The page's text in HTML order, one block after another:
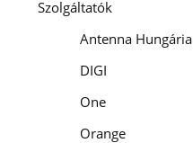
Szolgáltatók
Antenna Hungária
DIGI
One
Orange